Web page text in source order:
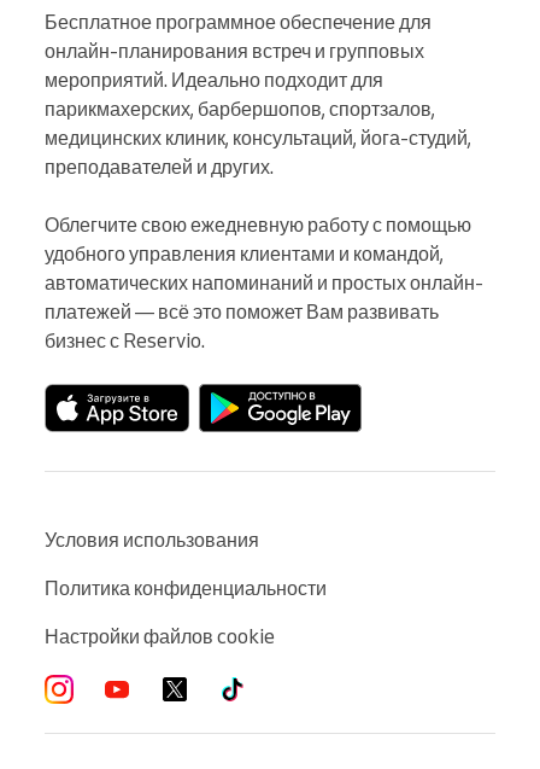
Бесплатное программное обеспечение для
онлайн-планирования встреч и групповых
мероприятий. Идеально подходит для
парикмахерских, барбершопов, спортзалов,
медицинских клиник, консультаций, йога-студий,
преподавателей и других.
Облегчите свою ежедневную работу с помощью
удобного управления клиентами и командой,
автоматических напоминаний и простых онлайн-
платежей — всё это поможет Вам развивать
бизнес с Reservio.
Условия использования
Политика конфиденциальности
Настройки файлов cookie